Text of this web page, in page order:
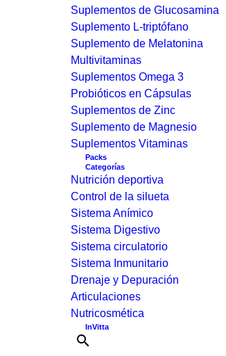
Suplementos de Glucosamina
Suplemento L-triptófano
Suplemento de Melatonina
Multivitaminas
Suplementos Omega 3
Probióticos en Cápsulas
Suplementos de Zinc
Suplemento de Magnesio
Suplementos Vitaminas
Packs
Categorías
Nutrición deportiva
Control de la silueta
Sistema Anímico
Sistema Digestivo
Sistema circulatorio
Sistema Inmunitario
Drenaje y Depuración
Articulaciones
Nutricosmética
InVitta
